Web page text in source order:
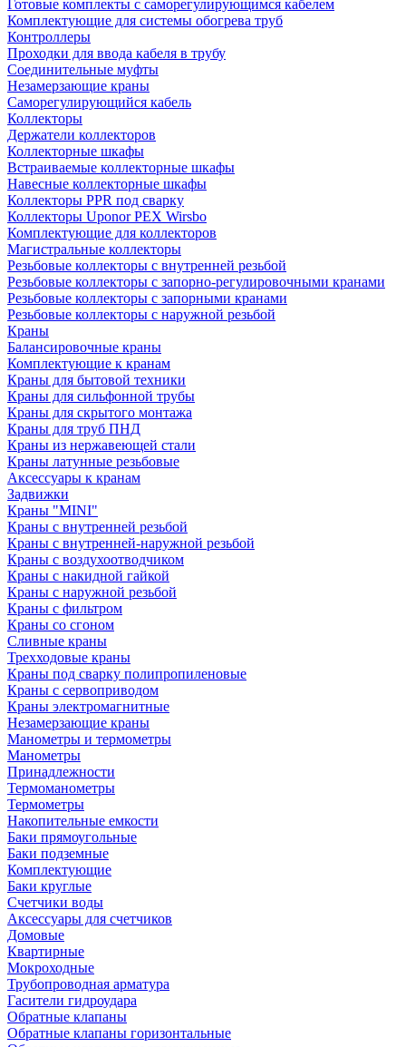
Готовые комплекты с саморегулирующимся кабелем
Комплектующие для системы обогрева труб
Контроллеры
Проходки для ввода кабеля в трубу
Соединительные муфты
Незамерзающие краны
Саморегулирующийся кабель
Коллекторы
Держатели коллекторов
Коллекторные шкафы
Встраиваемые коллекторные шкафы
Навесные коллекторные шкафы
Коллекторы PPR под сварку
Коллекторы Uponor PEX Wirsbo
Комплектующие для коллекторов
Магистральные коллекторы
Резьбовые коллекторы с внутренней резьбой
Резьбовые коллекторы с запорно-регулировочными кранами
Резьбовые коллекторы с запорными кранами
Резьбовые коллекторы с наружной резьбой
Краны
Балансировочные краны
Комплектующие к кранам
Краны для бытовой техники
Краны для сильфонной трубы
Краны для скрытого монтажа
Краны для труб ПНД
Краны из нержавеющей стали
Краны латунные резьбовые
Аксессуары к кранам
Задвижки
Краны "MINI"
Краны с внутренней резьбой
Краны с внутренней-наружной резьбой
Краны с воздухоотводчиком
Краны с накидной гайкой
Краны с наружной резьбой
Краны с фильтром
Краны со сгоном
Сливные краны
Трехходовые краны
Краны под сварку полипропиленовые
Краны с сервоприводом
Краны электромагнитные
Незамерзающие краны
Манометры и термометры
Манометры
Принадлежности
Термоманометры
Термометры
Накопительные емкости
Баки прямоугольные
Баки подземные
Комплектующие
Баки круглые
Счетчики воды
Аксессуары для счетчиков
Домовые
Квартирные
Мокроходные
Трубопроводная арматура
Гасители гидроудара
Обратные клапаны
Обратные клапаны горизонтальные